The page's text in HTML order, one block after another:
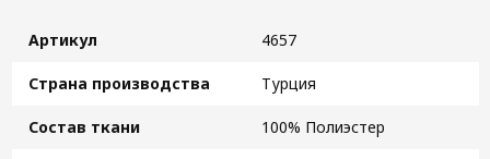
Артикул 4657
Страна производства Турция
Состав ткани 100% Полиэстер